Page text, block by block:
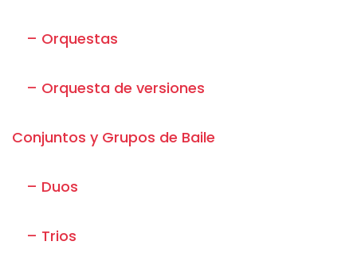
– Orquestas
– Orquesta de versiones
Conjuntos y Grupos de Baile
– Duos
– Trios